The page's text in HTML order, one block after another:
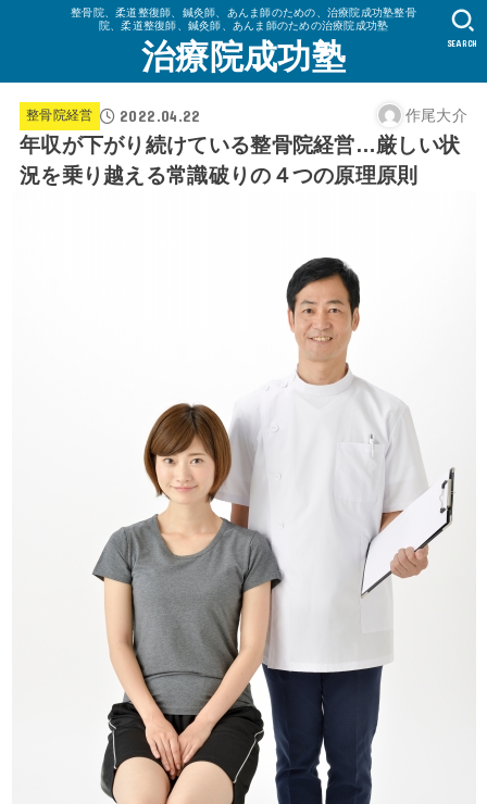
整骨院、柔道整復師、鍼灸師、あんま師のための、治療院成功塾整骨
院、柔道整復師、鍼灸師、あんま師のための治療院成功塾
治療院成功塾 SEARCH
整骨院経営 2022.04.22 作尾大介
年収が下がり続けている整骨院経営…厳しい状
況を乗り越える常識破りの４つの原理原則